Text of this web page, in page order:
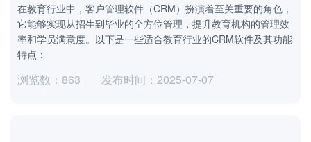
在教育行业中，客户管理软件（CRM）扮演着至关重要的角色，
它能够实现从招生到毕业的全方位管理，提升教育机构的管理效
率和学员满意度。以下是一些适合教育行业的CRM软件及其功能
特点：
浏览数：863 发布时间：2025-07-07